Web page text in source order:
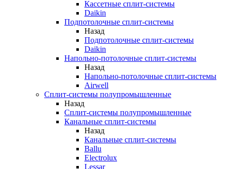
Кассетные сплит-системы
Daikin
Подпотолочные сплит-системы
Назад
Подпотолочные сплит-системы
Daikin
Напольно-потолочные сплит-системы
Назад
Напольно-потолочные сплит-системы
Airwell
Сплит-системы полупромышленные
Назад
Сплит-системы полупромышленные
Канальные сплит-системы
Назад
Канальные сплит-системы
Ballu
Electrolux
Lessar